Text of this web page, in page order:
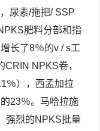
尿素/拖把/ SSP
肥料分部和指
长了8％的v / s工
NPKS卷，
％），西孟加拉
23％。马哈拉施
强烈的NPKS批量